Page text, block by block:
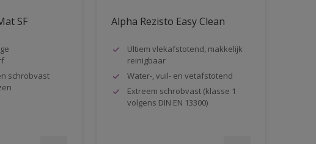
SF
schrobvast
Alpha Rezisto Easy Clean
Ultiem vlekafstotend, makkelijk
reinigbaar
Water-, vuil- en vetafstotend
Extreem schrobvast (klasse 1
volgens DIN EN 13300)